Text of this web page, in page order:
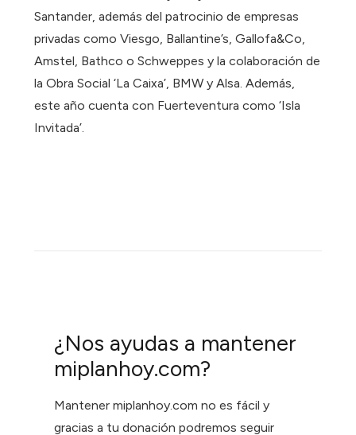
Santander, además del patrocinio de empresas
privadas como Viesgo, Ballantine’s, Gallofa&Co,
Amstel, Bathco o Schweppes y la colaboración de
la Obra Social ‘La Caixa’, BMW y Alsa. Además,
este año cuenta con Fuerteventura como ‘Isla
Invitada’.
¿Nos ayudas a mantener
miplanhoy.com?
Mantener miplanhoy.com no es fácil y
gracias a tu donación podremos seguir